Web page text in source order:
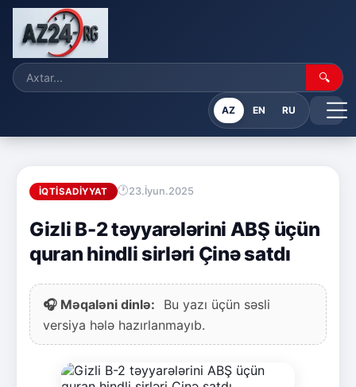
🔍
AZ EN RU
İQTISADIYYAT 23.İyun.2025
Gizli B-2 təyyarələrini ABŞ üçün
quran hindli sirləri Çinə satdı
🎧 Məqaləni dinlə:
Bu yazı üçün səsli
versiya hələ hazırlanmayıb.